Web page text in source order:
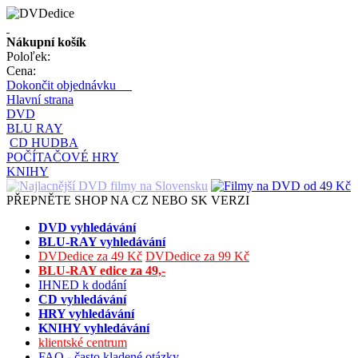
Nákupní košík
Poloľek:
Cena:
Dokončit objednávku
Hlavní strana
DVD
BLU RAY
CD HUDBA
POČÍTAČOVÉ HRY
KNIHY
PŘEPNĚTE SHOP NA CZ NEBO SK VERZI
DVD vyhledávání
BLU-RAY vyhledávání
DVDedice za 49 Kč DVDedice za 99 Kč
BLU-RAY edice za 49,-
IHNED k dodání
CD vyhledávání
HRY vyhledávání
KNIHY vyhledávání
klientské centrum